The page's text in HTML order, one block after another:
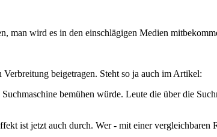
man wird es in den einschlägigen Medien
beigetragen. Steht so ja auch im Artikel:
bemühen würde. Leute die über die
ist jetzt auch durch. Wer - mit einer vergleichbaren